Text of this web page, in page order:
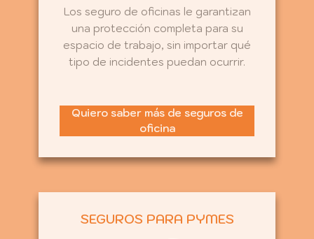
Los seguro de oficinas le garantizan
una protección completa para su
espacio de trabajo, sin importar qué
tipo de incidentes puedan ocurrir.
Quiero saber más de seguros de
oficina
SEGUROS PARA PYMES